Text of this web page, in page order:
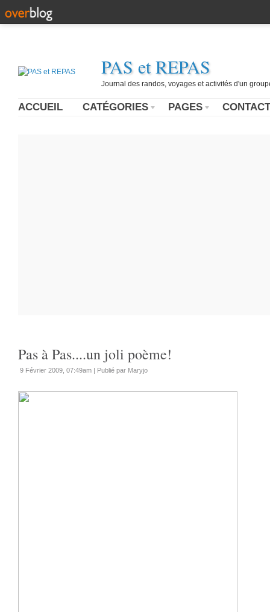
PAS et REPAS
Journal des randos, voyages et activités d'un
ACCUEIL CATÉGORIES PAGES CONTACT
Pas à Pas....un joli poème!
9 Février 2009, 07:49am | Publié par Maryjo